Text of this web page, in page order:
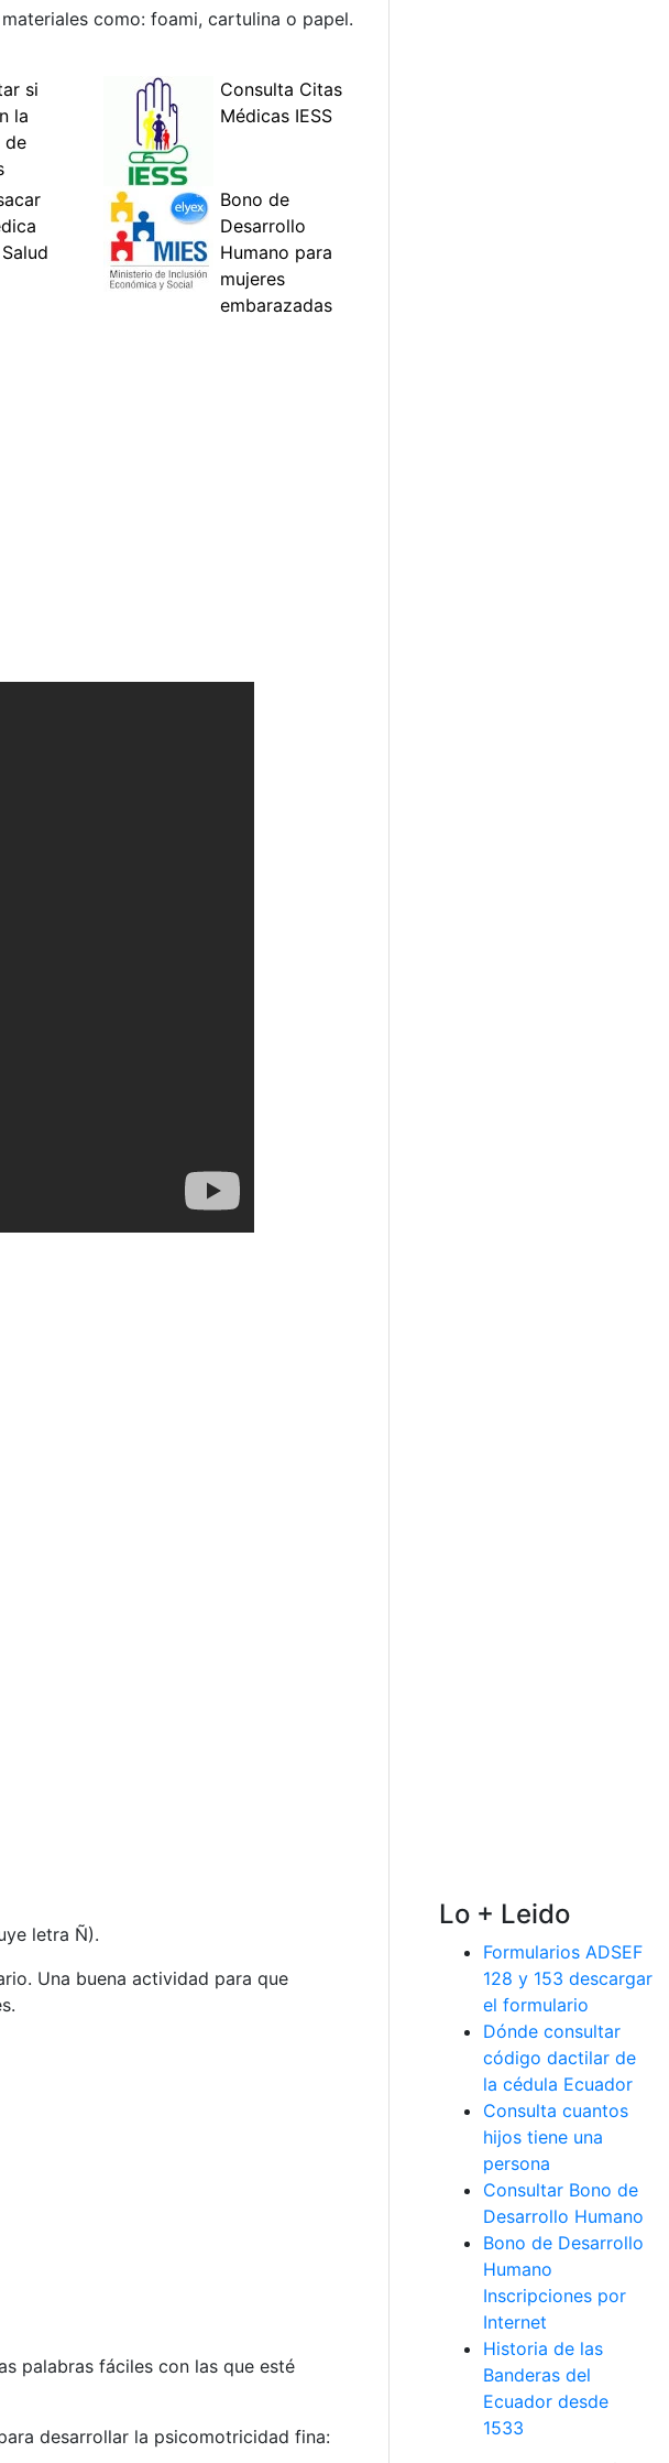
como: foami, cartulina o papel.
letra Ñ).
Una buena actividad para que
palabras fáciles con las que esté
desarrollar la psicomotricidad fina:
Lo + Leido
Formularios ADSEF
128 y 153 descargar
el formulario
Dónde consultar
código dactilar de
la cédula Ecuador
Consulta cuantos
hijos tiene una
persona
Consultar Bono de
Desarrollo Humano
Bono de Desarrollo
Humano
Inscripciones por
Internet
Historia de las
Banderas del
Ecuador desde
1533